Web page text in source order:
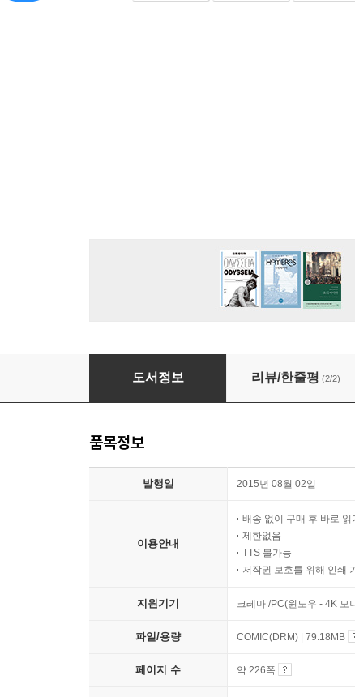
박시백의 조선왕조실록 01
도서정보 리뷰/한줄평 (2/2)
품목정보
발행일 2015년 08월 02일
이용안내
배송 없이 구매 후 바로 읽
제한없음
TTS 불가능
저작권 보호를 위해 인쇄
지원기기 크레마 /PC(윈도우 - 4K 모
파일/용량 COMIC(DRM) | 79.18MB
페이지 수 약 226쪽